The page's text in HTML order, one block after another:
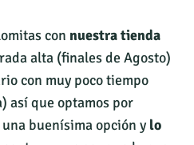
con nuestra tienda
alta (finales de Agosto)
con muy poco tiempo
así que optamos por
buenísima opción y lo